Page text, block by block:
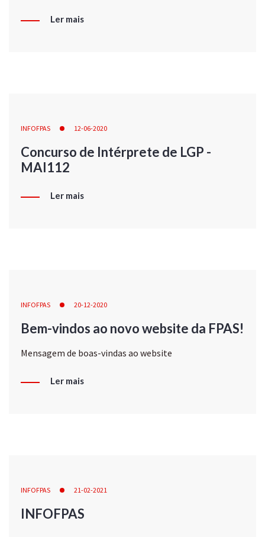
Ler mais
INFOFPAS 12-06-2020
Concurso de Intérprete de LGP -
MAI112
Ler mais
INFOFPAS 20-12-2020
Bem-vindos ao novo website da FPAS!
Mensagem de boas-vindas ao website
Ler mais
INFOFPAS 21-02-2021
INFOFPAS